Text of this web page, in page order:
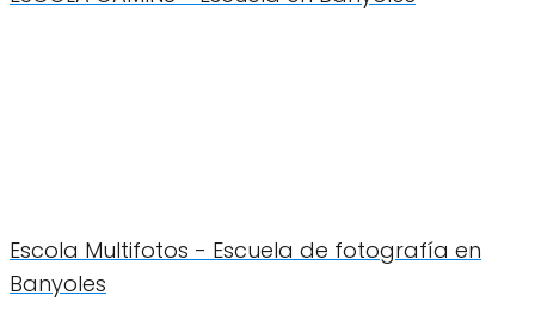
Escola Multifotos - Escuela de fotografía en
Banyoles